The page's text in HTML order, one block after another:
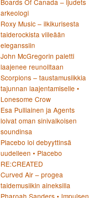
Boards Of Canada – ljudets
arkeologi
Roxy Music – ilkikurisesta
taiderockista viileään
eleganssiin
John McGregorin paletti
laajenee reunoiltaan
Scorpions – taustamusiikkia
tajunnan laajentamiselle •
Lonesome Crow
Esa Pulliainen ja Agents
loivat oman sinivalkoisen
soundinsa
Placebo loi debyyttinsä
uudelleen • Placebo
RE:CREATED
Curved Air – progea
taidemusiikin aineksilla
Pharoah Sanders • Impulsen